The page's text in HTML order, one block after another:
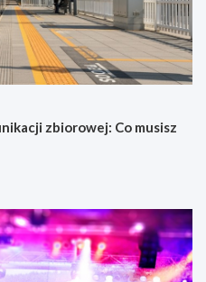
zbiorowej: Co musisz